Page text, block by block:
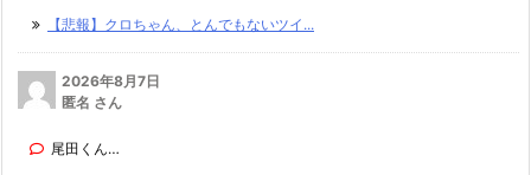
【悲報】クロちゃん、とんでもないツイ...
2026年8月7日
匿名 さん
尾田くん…